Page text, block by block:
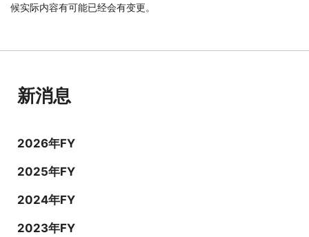
候实际内容有可能已经会有变更。
新消息
2026年FY
2025年FY
2024年FY
2023年FY